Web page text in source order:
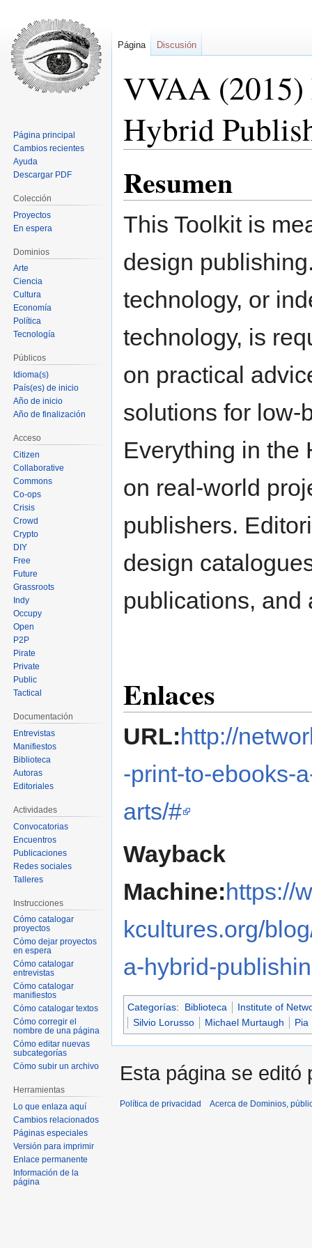
VVAA (2015)
Hybrid
la
navegación
la
búsqueda
Resumen
This Toolkit is
design
technology, or
technology, is
on practical
solutions for low-
Everything in the
on real-world
publishers.
design
publications, and
Enlaces
URL:http://
-print-to-ebooks-
arts/#
Wayback
Machine:https://
kcultures.org/
a-hybrid-
Categorías: Biblioteca
Institute of
Silvio Lorusso
Michael Murtaugh Pia
Página Discusión
Página principal
Cambios recientes
Ayuda
Descargar PDF
Colección
Proyectos
En espera
Dominios
Arte
Ciencia
Cultura
Economía
Política
Tecnología
Públicos
Idioma(s)
País(es) de inicio
Año de inicio
Año de finalización
Acceso
Citizen
Collaborative
Commons
Co-ops
Crisis
Crowd
Crypto
DIY
Free
Future
Grassroots
Indy
Occupy
Open
P2P
Pirate
Private
Public
Tactical
Documentación
Entrevistas
Manifiestos
Biblioteca
Autoras
Editoriales
Actividades
Convocatorias
Encuentros
Publicaciones
Redes sociales
Talleres
Instrucciones
Cómo catalogar
proyectos
Cómo dejar proyectos
en espera
Cómo catalogar
entrevistas
Cómo catalogar
manifiestos
Cómo catalogar textos
Cómo corregir el
nombre de una página
Cómo editar nuevas
subcategorías
Cómo subir un archivo
Herramientas
Lo que enlaza aquí
Cambios relacionados
Páginas especiales
Versión para imprimir
Enlace permanente
Información de la
página
Esta página se editó
Política de privacidad Acerca de Dominios,